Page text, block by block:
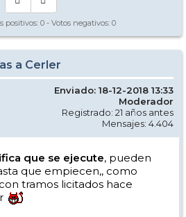
positivos: 0 - Votos negativos: 0
a Cerler
Enviado: 18-12-2018 13:33
Moderador
Registrado: 21 años antes
Mensajes: 4.404
que se ejecute, pueden
que empiecen,, como
tramos licitados hace